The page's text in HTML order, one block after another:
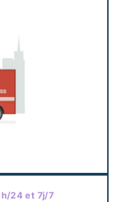
24 et 7j/7